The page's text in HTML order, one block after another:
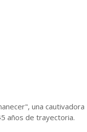
una cautivadora
años de trayectoria.